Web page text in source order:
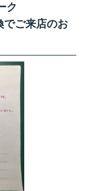
ク
でご来店のお